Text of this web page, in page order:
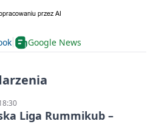
Google News
Liga Rummikub –